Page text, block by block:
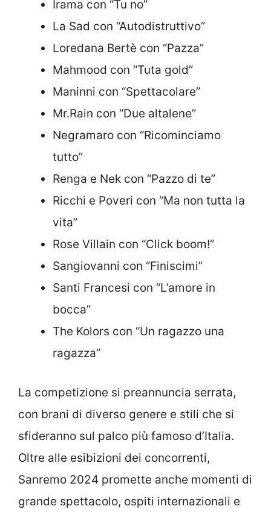
Irama con “Tu no”
La Sad con “Autodistruttivo”
Loredana Bertè con “Pazza”
Mahmood con “Tuta gold”
Maninni con “Spettacolare”
Mr.Rain con “Due altalene”
Negramaro con “Ricominciamo
tutto”
Renga e Nek con “Pazzo di te”
Ricchi e Poveri con “Ma non tutta la
vita”
Rose Villain con “Click boom!”
Sangiovanni con “Finiscimi”
Santi Francesi con “L’amore in
bocca”
The Kolors con “Un ragazzo una
ragazza”
La competizione si preannuncia serrata,
con brani di diverso genere e stili che si
sfideranno sul palco più famoso d’Italia.
Oltre alle esibizioni dei concorrenti,
Sanremo 2024 promette anche momenti di
grande spettacolo, ospiti internazionali e